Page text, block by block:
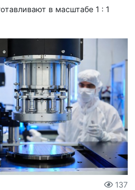
в масштабе 1 : 1
137